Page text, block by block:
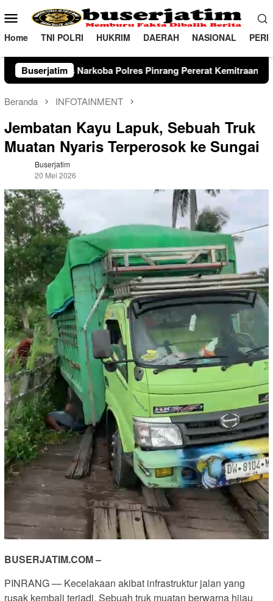
ke
konten
Menu
Mobile
Home TNI POLRI HUKRIM DAERAH NASIONAL
Buserjatim
Pinrang Pererat Kemitraan Strategis di kabupaten
Beranda INFOTAINMENT
Jembatan Kayu Lapuk, Sebuah Truk
Muatan Nyaris Terperosok ke Sungai
Buserjatim
20 Mei 2026
BUSERJATIM.COM –
PINRANG — Kecelakaan akibat infrastruktur jalan yang
rusak kembali terjadi. Sebuah truk muatan berwarna hijau